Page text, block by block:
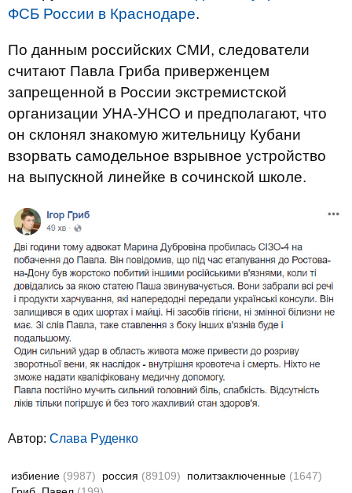
ФСБ России в Краснодаре.
По данным российских СМИ, следователи
считают Павла Гриба приверженцем
запрещенной в России экстремистской
организации УНА-УНСО и предполагают, что
он склонял знакомую жительницу Кубани
взорвать самодельное взрывное устройство
на выпускной линейке в сочинской школе.
Автор: Слава Руденко
избиение (9987) россия (89109) политзаключенные (1647)